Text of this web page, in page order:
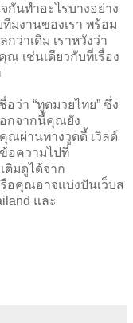
กันทำอะไรบางอย่าง
มงานของเรา พร้อม
ว่าเดิม เราหวังว่า
เช่นเดียวกับที่เรื่อง
า “ทูตมวยไทย” ซึ่ง
กจากนี้คุณยัง
ณผ่านทางวูดดี้ เวิลด์
อความไปที่
ติมดูได้จาก
รือคุณอาจแบ่งปันเว็บส
และ